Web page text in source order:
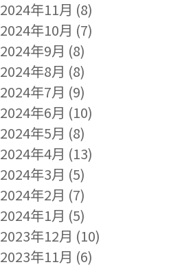
2024年11月 (8)
2024年10月 (7)
2024年9月 (8)
2024年8月 (8)
2024年7月 (9)
2024年6月 (10)
2024年5月 (8)
2024年4月 (13)
2024年3月 (5)
2024年2月 (7)
2024年1月 (5)
2023年12月 (10)
2023年11月 (6)